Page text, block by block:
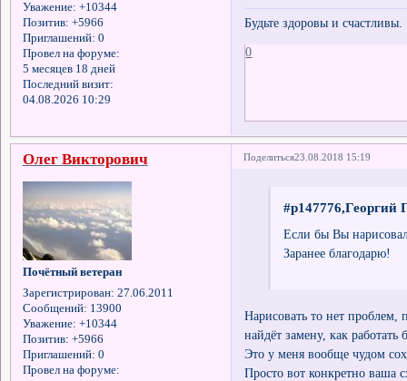
Уважение: +10344
Позитив: +5966
Приглашений: 0
Провел на форуме:
5 месяцев 18 дней
Последний визит:
04.08.2026 10:29
Будьте здоровы и счастливы.
0
Поделиться23.08.2018 15:19
Олег Викторович
Почётный ветеран
Зарегистрирован: 27.06.2011
Сообщений: 13900
Уважение: +10344
Позитив: +5966
Приглашений: 0
Провел на форуме:
#p147776,Георгий
Если бы Вы
Заранее благодарю!
Нарисовать то нет проблем,
найдёт замену, как работать
Это у меня вообще чудом
Просто вот конкретно ваша